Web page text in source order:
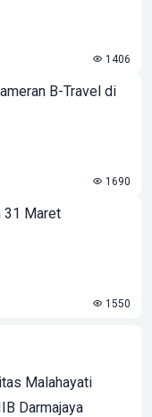
1406
B-Travel di
1690
31 Maret
1550
Malahayati
Darmajaya